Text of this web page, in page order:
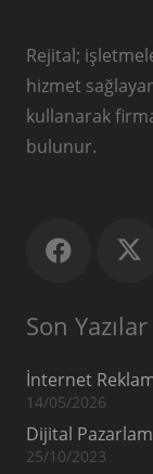
Rejital;
hizmet
kullanarak
bulunur.
Son Yazılar
İnternet
14/05/2026
Dijital
25/10/2023